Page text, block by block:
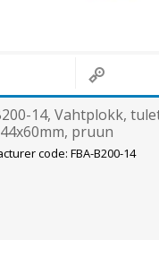
14, Vahtplokk,
pruun
code: FBA-B200-14